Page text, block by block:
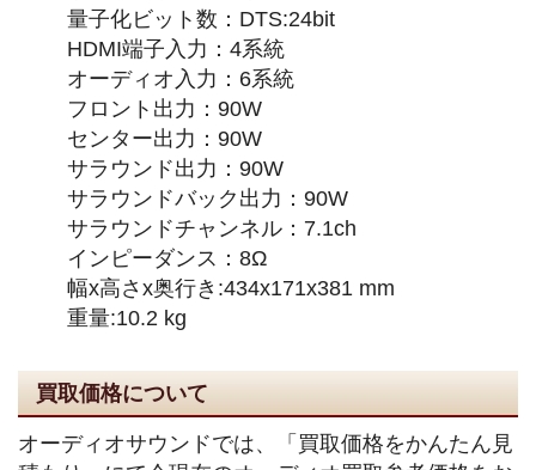
量子化ビット数：DTS:24bit
HDMI端子入力：4系統
オーディオ入力：6系統
フロント出力：90W
センター出力：90W
サラウンド出力：90W
サラウンドバック出力：90W
サラウンドチャンネル：7.1ch
インピーダンス：8Ω
幅x高さx奥行き:434x171x381 mm
重量:10.2 kg
買取価格について
オーディオサウンドでは、「買取価格をかんたん見